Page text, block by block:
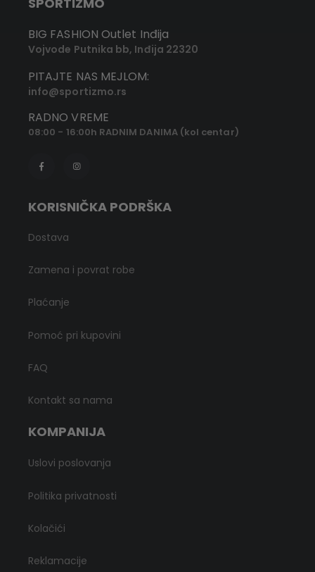
BIG FASHION Outlet Inđija
Vojvode Putnika bb, Inđija 22320
PITAJTE NAS MEJLOM:
info@sportizmo.rs
RADNO VREME
08:00 - 16:00h RADNIM DANIMA (kol centar)
KORISNIČKA PODRŠKA
Dostava
Zamena i povrat robe
Plaćanje
Pomoć pri kupovini
FAQ
Kontakt sa nama
KOMPANIJA
Uslovi poslovanja
Politika privatnosti
Kolačići
Reklamacije